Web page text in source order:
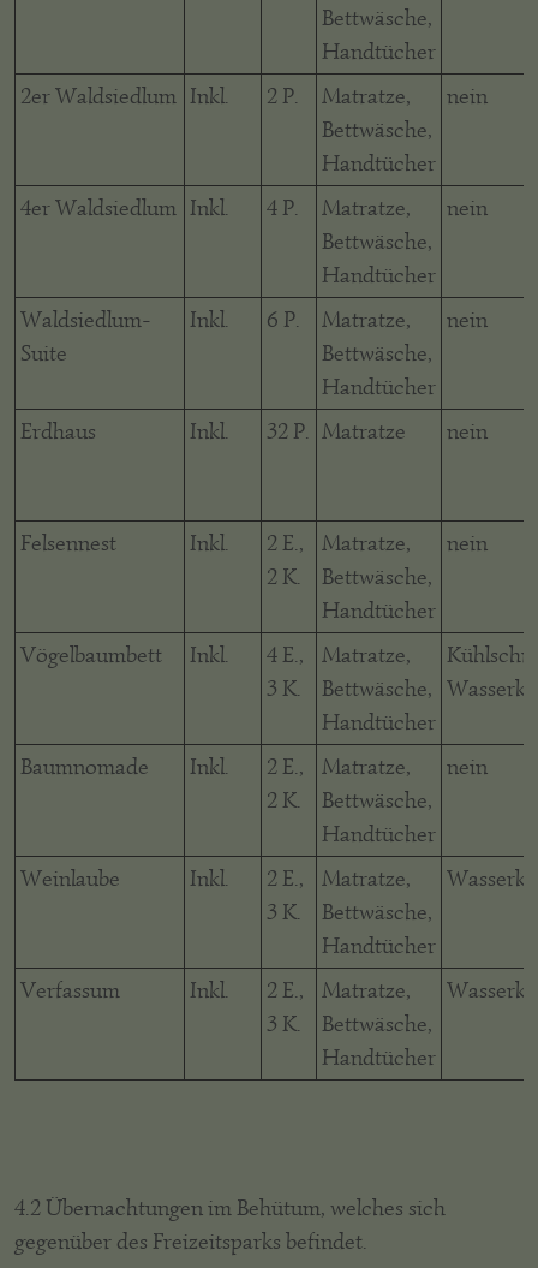
Bettwäsche,
Handtücher
2er Waldsiedlum Inkl. 2 P.
Matratze,
Bettwäsche,
Handtücher
nein
4er Waldsiedlum Inkl. 4 P.
Matratze,
Bettwäsche,
Handtücher
nein
Waldsiedlum-
Suite
Inkl. 6 P.
Matratze,
Bettwäsche,
Handtücher
nein
Erdhaus Inkl. 32 P. Matratze nein
Felsennest Inkl.
2 E.,
2 K.
Matratze,
Bettwäsche,
Handtücher
nein
Vögelbaumbett Inkl.
4 E.,
3 K.
Matratze,
Bettwäsche,
Handtücher
Baumnomade Inkl.
2 E.,
2 K.
Matratze,
Bettwäsche,
Handtücher
nein
Weinlaube Inkl.
2 E.,
3 K.
Matratze,
Bettwäsche,
Handtücher
Verfassum Inkl.
2 E.,
3 K.
Matratze,
Bettwäsche,
Handtücher
4.2 Übernachtungen im Behütum, welches sich
gegenüber des Freizeitsparks befindet.